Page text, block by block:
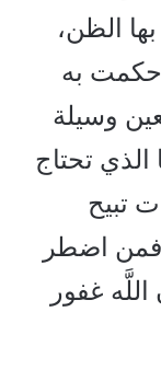
الظن،
حكمت به
وسيلة
تحتاج
تبيح
اضطر
اللَّه غفور